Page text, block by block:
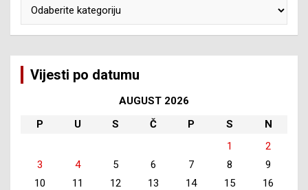
Vijesti po datumu
AUGUST 2026
P
U S Č P S
N
1
2
3
4 5 6 7 8
9
10
11 12 13 14 15
16